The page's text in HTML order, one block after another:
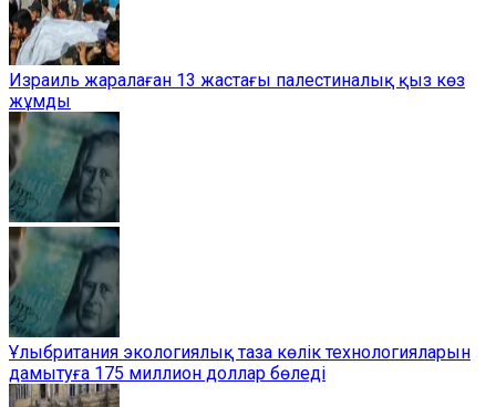
Израиль жаралаған 13 жастағы палестиналық қыз көз
жұмды
Ұлыбритания экологиялық таза көлік технологияларын
дамытуға 175 миллион доллар бөледі